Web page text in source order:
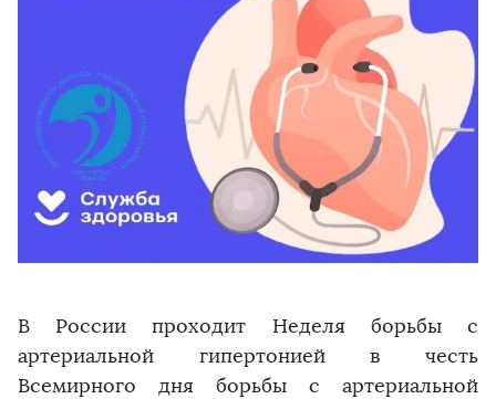
В России проходит Неделя борьбы с
артериальной гипертонией в честь
Всемирного дня борьбы с артериальной